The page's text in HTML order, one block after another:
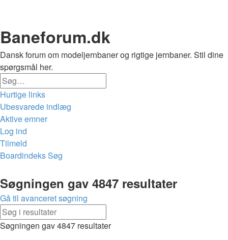
Baneforum.dk
Dansk forum om modeljernbaner og rigtige jernbaner. Stil dine
spørgsmål her.
Hurtige links
Ubesvarede indlæg
Aktive emner
Log ind
Tilmeld
BoardindeksSøg
Søg
Søgningen gav 4847 resultater
Gå til avanceret søgning
Søgningen gav 4847 resultater